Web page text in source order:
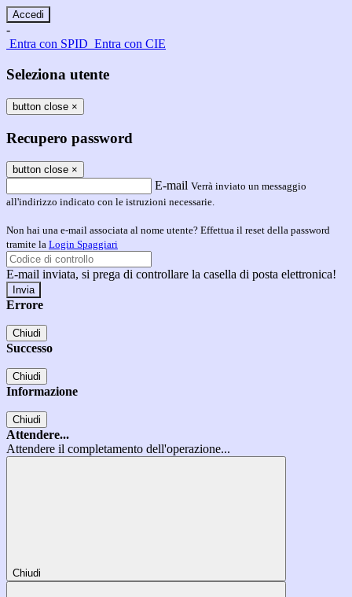
-
Entra con SPID Entra con CIE
Seleziona utente
button close ×
Recupero password
button close ×
E-mail Verrà inviato un messaggio
all'indirizzo indicato con le istruzioni necessarie.
Non hai una e-mail associata al nome utente? Effettua il reset della password
tramite la Login Spaggiari
E-mail inviata, si prega di controllare la casella di posta elettronica!
Errore
Chiudi
Successo
Chiudi
Informazione
Chiudi
Attendere...
Attendere il completamento dell'operazione...
Chiudi